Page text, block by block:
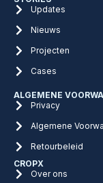
Updates
Nieuws
Projecten
Cases
ALGEMENE
Privacy
Algemene
Retourbeleid
CROPX
Over ons